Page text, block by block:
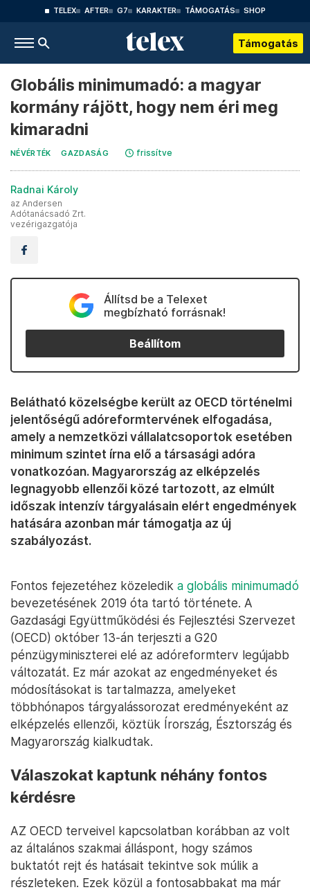
TELEX AFTER G7 KARAKTER TÁMOGATÁS SHOP
Támogatás
Globális minimumadó: a magyar
kormány rájött, hogy nem éri meg
kimaradni
NÉVÉRTÉK GAZDASÁG frissítve
Radnai Károly
az Andersen
Adótanácsadó Zrt.
vezérigazgatója
Állítsd be a Telexet
megbízható forrásnak!
Beállítom
Belátható közelségbe került az OECD történelmi
jelentőségű adóreformtervének elfogadása,
amely a nemzetközi vállalatcsoportok esetében
minimum szintet írna elő a társasági adóra
vonatkozóan. Magyarország az elképzelés
legnagyobb ellenzői közé tartozott, az elmúlt
időszak intenzív tárgyalásain elért engedmények
hatására azonban már támogatja az új
szabályozást.
Fontos fejezetéhez közeledik a globális minimumadó
bevezetésének 2019 óta tartó története. A
Gazdasági Együttműködési és Fejlesztési Szervezet
(OECD) október 13-án terjeszti a G20
pénzügyminiszterei elé az adóreformterv legújabb
változatát. Ez már azokat az engedményeket és
módosításokat is tartalmazza, amelyeket
többhónapos tárgyalássorozat eredményeként az
elképzelés ellenzői, köztük Írország, Észtország és
Magyarország kialkudtak.
Válaszokat kaptunk néhány fontos
kérdésre
AZ OECD terveivel kapcsolatban korábban az volt
az általános szakmai álláspont, hogy számos
buktatót rejt és hatásait tekintve sok múlik a
részleteken. Ezek közül a fontosabbakat ma már